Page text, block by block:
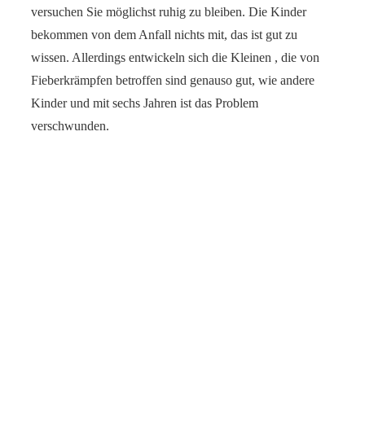
versuchen Sie möglichst ruhig zu bleiben. Die Kinder
bekommen von dem Anfall nichts mit, das ist gut zu
wissen. Allerdings entwickeln sich die Kleinen , die von
Fieberkrämpfen betroffen sind genauso gut, wie andere
Kinder und mit sechs Jahren ist das Problem
verschwunden.